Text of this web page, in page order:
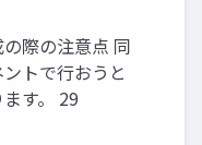
際の注意点 同
トで行おうと
す。 29